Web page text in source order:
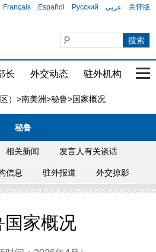
Français Español Русский عربي 关怀版
长 外交动态 驻外机构 国
） >南美洲>秘鲁>国家概况
秘鲁
相关新闻 发言人有关谈话
信息 驻外报道 外交掠影
国家概况